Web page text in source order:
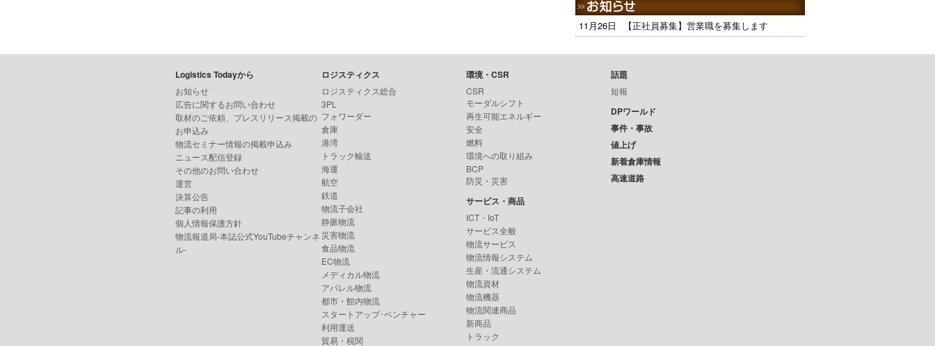
11月26日 【正社員募集】営業職を募集します
Logistics Todayから
お知らせ
広告に関するお問い合わせ
取材のご依頼、プレスリリース掲載の
お申込み
物流セミナー情報の掲載申込み
ニュース配信登録
その他のお問い合わせ
運営
決算公告
記事の利用
個人情報保護方針
物流報道局-本誌公式YouTubeチャンネ
ル-
ロジスティクス
ロジスティクス総合
3PL
フォワーダー
倉庫
港湾
トラック輸送
海運
航空
鉄道
物流子会社
静脈物流
災害物流
食品物流
EC物流
メディカル物流
アパレル物流
都市・館内物流
スタートアップ･ベンチャー
利用運送
貿易・税関
環境・CSR
CSR
モーダルシフト
再生可能エネルギー
安全
燃料
環境への取り組み
BCP
防災・災害
サービス・商品
ICT・IoT
サービス全般
物流サービス
物流情報システム
生産・流通システム
物流資材
物流機器
物流関連商品
新商品
トラック
話題
短報
DPワールド
事件・事故
値上げ
新着倉庫情報
高速道路